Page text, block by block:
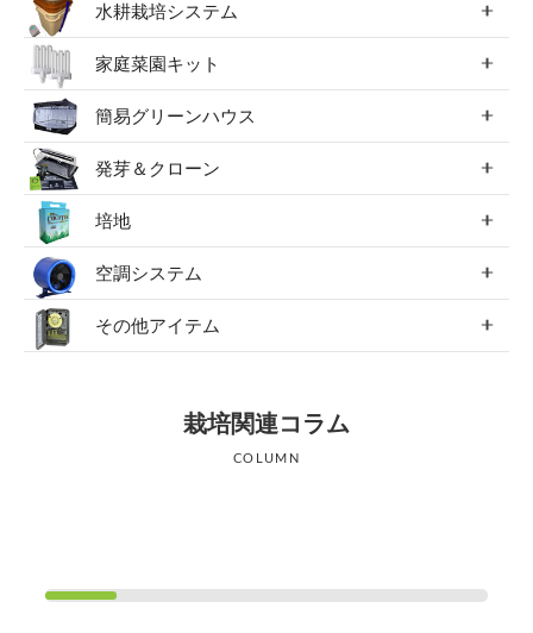
水耕栽培システム
家庭菜園キット
簡易グリーンハウス
発芽＆クローン
培地
空調システム
その他アイテム
栽培関連コラム
COLUMN